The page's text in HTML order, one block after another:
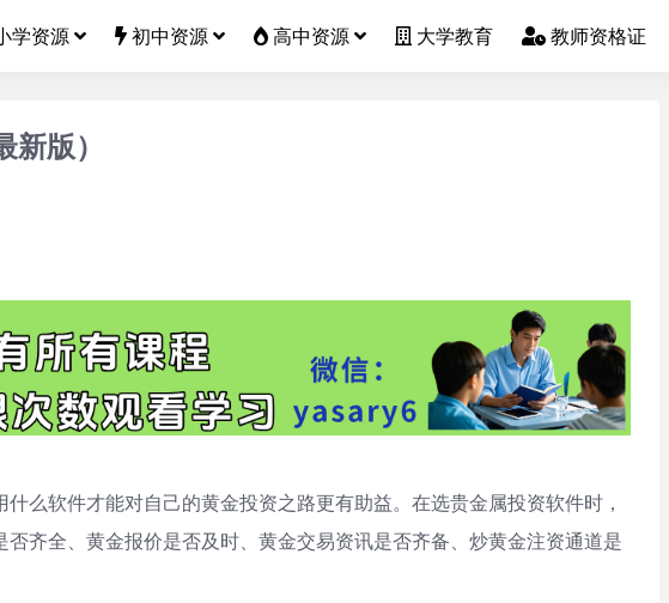
学资源 初中资源 高中资源 大学教育 教师资格证
版）
么软件才能对自己的黄金投资之路更有助益。在选贵金属投资软件时，
齐全、黄金报价是否及时、黄金交易资讯是否齐备、炒黄金注资通道是